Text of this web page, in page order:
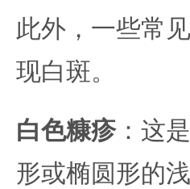
此外，一些常
现白斑。
白色糠疹：这
形或椭圆形的